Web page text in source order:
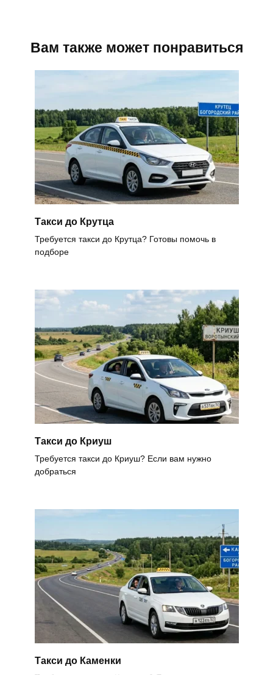
Вам также может понравиться
Такси до Крутца
Требуется такси до Крутца? Готовы помочь в
подборе
Такси до Криуш
Требуется такси до Криуш? Если вам нужно
добраться
Такси до Каменки